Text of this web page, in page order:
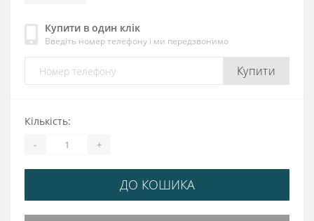
Купити в один клік
Введіть номер телефону і ми передзвонимо
Купити
Кількість:
- +
ДО КОШИКА